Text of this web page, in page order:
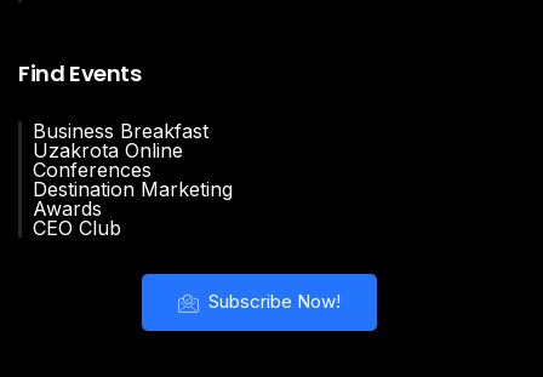
Find Events
Business Breakfast
Uzakrota Online
Conferences
Destination Marketing
Awards
CEO Club
Subscribe Now!